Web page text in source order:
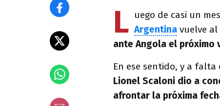
L uego de casi un
Argentina vuelve
ante Angola el próximo
En ese sentido, y a
Lionel Scaloni dio a
afrontar la próxima